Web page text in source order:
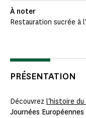
À noter
Restauration sucrée à
PRÉSENTATION
Découvrez l'histoire du
Journées